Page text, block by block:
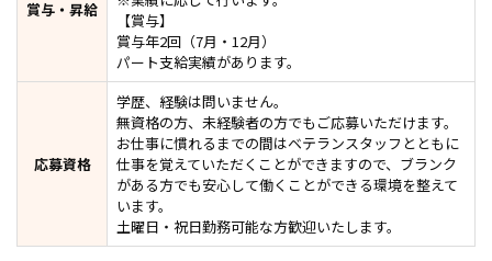
賞与・昇給
【賞与】
賞与年2回（7月・12月）
パート支給実績があります。
応募資格
学歴、経験は問いません。
無資格の方、未経験者の方でもご応募いただけます。
お仕事に慣れるまでの間はベテランスタッフとともに
仕事を覚えていただくことができますので、ブランク
がある方でも安心して働くことができる環境を整えて
います。
土曜日・祝日勤務可能な方歓迎いたします。